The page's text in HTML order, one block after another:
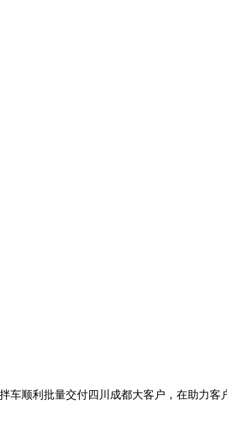
顺利批量交付四川成都大客户，在助力客